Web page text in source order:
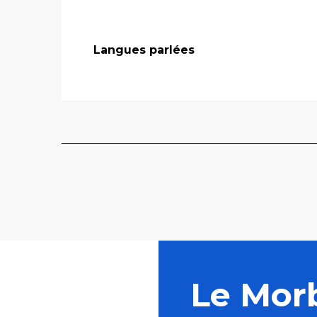
Langues parlées
Langues parlées
Le